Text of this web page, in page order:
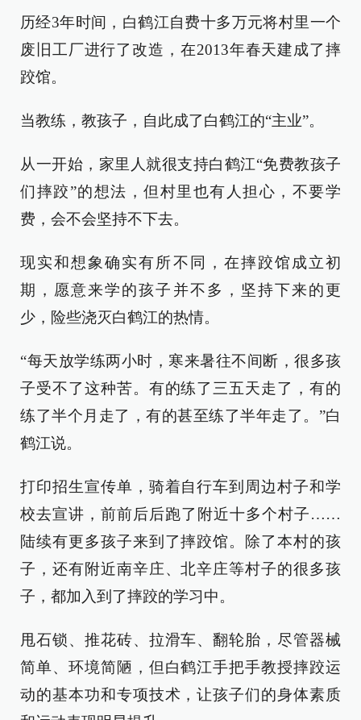
历经3年时间，白鹤江自费十多万元将村里一个
废旧工厂进行了改造，在2013年春天建成了摔
跤馆。
当教练，教孩子，自此成了白鹤江的“主业”。
从一开始，家里人就很支持白鹤江“免费教孩子
们摔跤”的想法，但村里也有人担心，不要学
费，会不会坚持不下去。
现实和想象确实有所不同，在摔跤馆成立初
期，愿意来学的孩子并不多，坚持下来的更
少，险些浇灭白鹤江的热情。
“每天放学练两小时，寒来暑往不间断，很多孩
子受不了这种苦。有的练了三五天走了，有的
练了半个月走了，有的甚至练了半年走了。”白
鹤江说。
打印招生宣传单，骑着自行车到周边村子和学
校去宣讲，前前后后跑了附近十多个村子……
陆续有更多孩子来到了摔跤馆。除了本村的孩
子，还有附近南辛庄、北辛庄等村子的很多孩
子，都加入到了摔跤的学习中。
甩石锁、推花砖、拉滑车、翻轮胎，尽管器械
简单、环境简陋，但白鹤江手把手教授摔跤运
动的基本功和专项技术，让孩子们的身体素质